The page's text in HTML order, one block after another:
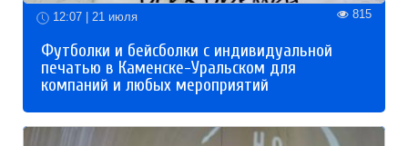
12:07 | 21 июля 815
Футболки и бейсболки с индивидуальной
печатью в Каменске-Уральском для
компаний и любых мероприятий